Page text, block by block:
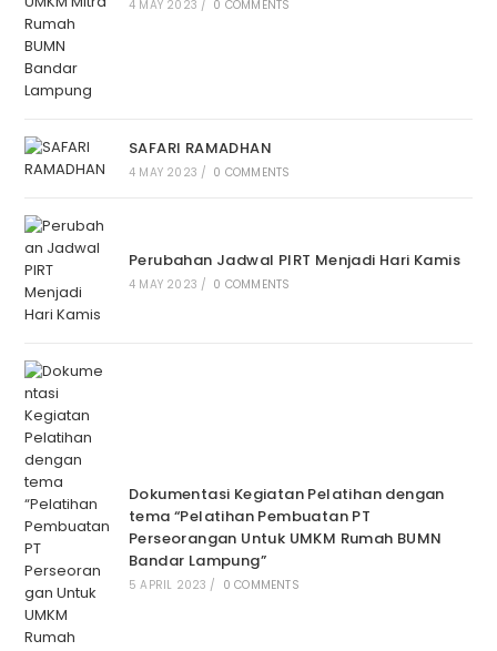
4 MAY 2023 / 0 COMMENTS
SAFARI RAMADHAN
4 MAY 2023 / 0 COMMENTS
Perubahan Jadwal PIRT Menjadi Hari Kamis
4 MAY 2023 / 0 COMMENTS
Dokumentasi Kegiatan Pelatihan dengan
tema “Pelatihan Pembuatan PT
Perseorangan Untuk UMKM Rumah BUMN
Bandar Lampung”
5 APRIL 2023 / 0 COMMENTS